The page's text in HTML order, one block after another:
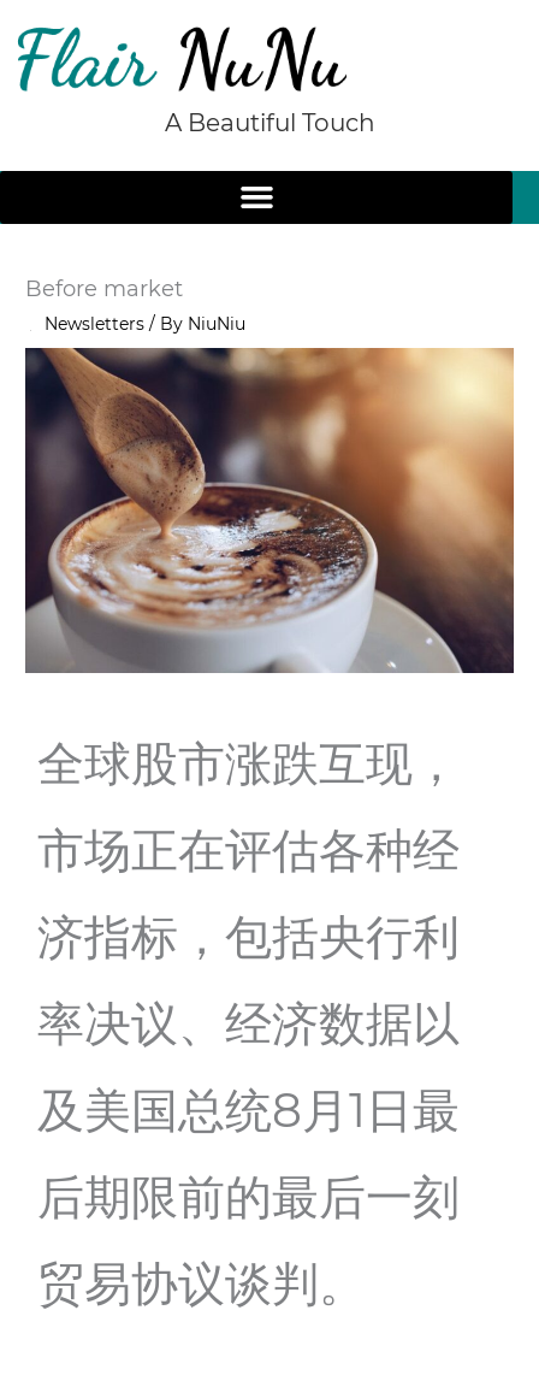
content
A Beautiful Touch
Before market
Newsletters / By NiuNiu
全球股市涨跌互现，
市场正在评估各种经
济指标，包括央行利
率决议、经济数据以
及美国总统8月1日最
后期限前的最后一刻
贸易协议谈判。